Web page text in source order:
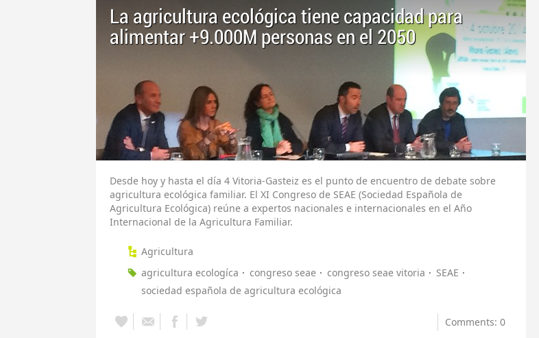
La agricultura ecológica tiene capacidad para
alimentar +9.000M personas en el 2050
Desde hoy y hasta el día 4 Vitoria-Gasteiz es el punto de encuentro de debate sobre
agricultura ecológica familiar. El XI Congreso de SEAE (Sociedad Española de
Agricultura Ecológica) reúne a expertos nacionales e internacionales en el Año
Internacional de la Agricultura Familiar.
Agricultura
agricultura ecologíca
congreso seae congreso seae vitoria
SEAE
sociedad española de agricultura ecológica
Comments: 0